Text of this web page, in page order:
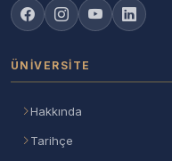
ÜNIVERSITE
Hakkında
Tarihçe